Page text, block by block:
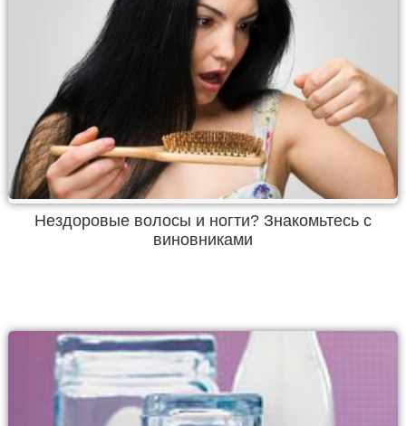
Нездоровые волосы и ногти? Знакомьтесь с
виновниками